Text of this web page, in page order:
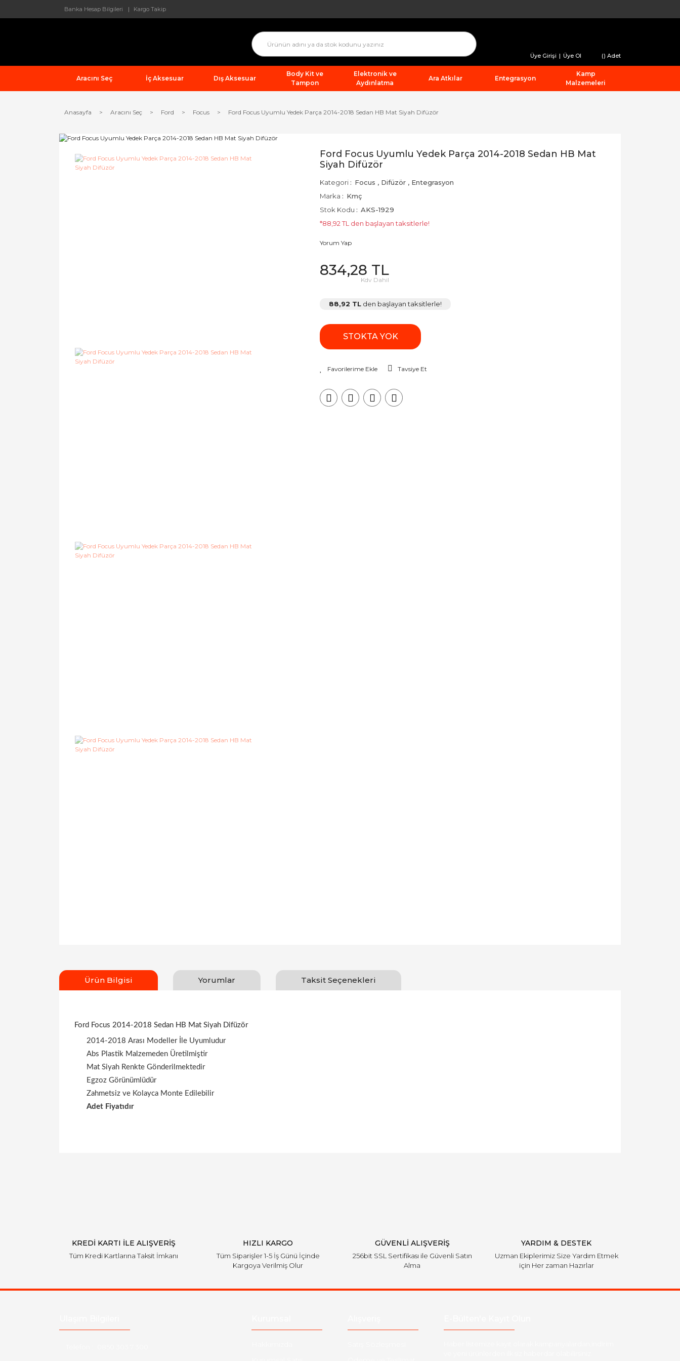
Banka Hesap Bilgileri Kargo Takip
Üye Girişi | Üye Ol () Adet
Aracını Seç İç Aksesuar Dış Aksesuar
Body Kit ve
Tampon
Elektronik ve
Aydınlatma
Ara Atkılar Entegrasyon
Kamp
Malzemeleri
Anasayfa Aracını Seç Ford Focus Ford Focus Uyumlu Yedek Parça 2014-2018 Sedan HB Mat Siyah Difüzör
Ford Focus Uyumlu Yedek Parça 2014-2018 Sedan HB Mat
Siyah Difüzör
Kategori Focus , Difüzör , Entegrasyon
Marka
Kmç
Stok Kodu
AKS-1929
*88,92 TL den başlayan taksitlerle!
Yorum Yap
834,28 TL
Kdv Dahil
88,92 TL den başlayan taksitlerle!
STOKTA YOK
Tavsiye Et
Ürün Bilgisi Yorumlar Taksit Seçenekleri
Ford Focus 2014-2018 Sedan HB Mat Siyah Difüzör
2014-2018 Arası Modeller İle Uyumludur
Abs Plastik Malzemeden Üretilmiştir
Mat Siyah Renkte Gönderilmektedir
Egzoz Görünümlüdür
Zahmetsiz ve Kolayca Monte Edilebilir
Adet Fiyatıdır
KREDİ KARTI İLE ALIŞVERİŞ
Tüm Kredi Kartlarına Taksit İmkanı
HIZLI KARGO
Tüm Siparişler 1-5 İş Günü İçinde
Kargoya Verilmiş Olur
GÜVENLİ ALIŞVERİŞ
256bit SSL Sertifikası ile Güvenli Satın
Alma
YARDIM & DESTEK
Uzman Ekiplerimiz Size Yardım Etmek
için Her zaman Hazırlar